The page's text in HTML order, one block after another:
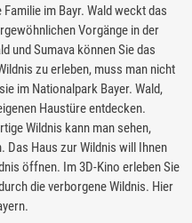
im Bayr. Wald weckt das
Vorgänge in der
und Sumava können Sie das
zu erleben, muss man nicht
im Nationalpark Bayer. Wald,
Haustüre entdecken.
Wildnis kann man sehen,
Das Haus zur Wildnis will Ihnen
öffnen. Im 3D-Kino erleben Sie
die verborgene Wildnis. Hier